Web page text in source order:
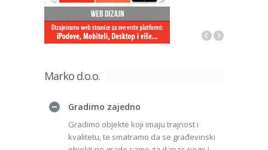
Marko d.o.o.
Gradimo zajedno
Gradimo objekte koji imaju trajnost i
kvalitetu, te smatramo da se građevinski